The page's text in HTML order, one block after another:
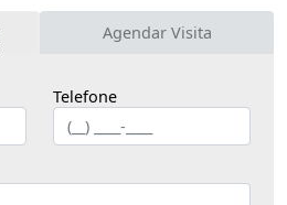
Agendar Visita
Telefone